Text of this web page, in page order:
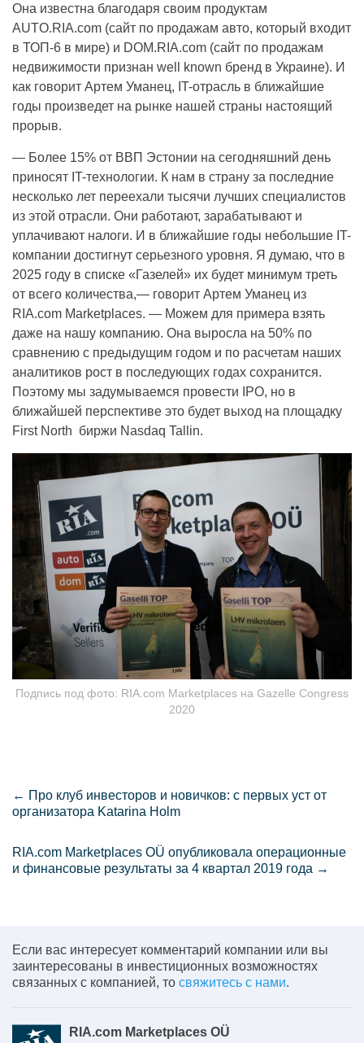
Она известна благодаря своим продуктам
AUTO.RIA.com (сайт по продажам авто, который входит
в ТОП-6 в мире) и DOM.RIA.com (сайт по продажам
недвижимости признан well known бренд в Украине). И
как говорит Артем Уманец, IT-отрасль в ближайшие
годы произведет на рынке нашей страны настоящий
прорыв.
— Более 15% от ВВП Эстонии на сегодняшний день
приносят IT-технологии. К нам в страну за последние
несколько лет переехали тысячи лучших специалистов
из этой отрасли. Они работают, зарабатывают и
уплачивают налоги. И в ближайшие годы небольшие IT-
компании достигнут серьезного уровня. Я думаю, что в
2025 году в списке «Газелей» их будет минимум треть
от всего количества,— говорит Артем Уманец из
RIA.com Marketplaces. — Можем для примера взять
даже на нашу компанию. Она выросла на 50% по
сравнению с предыдущим годом и по расчетам наших
аналитиков рост в последующих годах сохранится.
Поэтому мы задумываемся провести IPO, но в
ближайшей перспективе это будет выход на площадку
First North биржи Nasdaq Tallin.
Подпись под фото: RIA.com Marketplaces на Gazelle Congress
2020
← Про клуб инвесторов и новичков: с первых уст от
организатора Katarina Holm
RIA.com Marketplaces OÜ опубликовала операционные
и финансовые результаты за 4 квартал 2019 года →
Если вас интересует комментарий компании или вы
заинтересованы в инвестиционных возможностях
связанных с компанией, то свяжитесь с нами.
RIA.com Marketplaces OÜ